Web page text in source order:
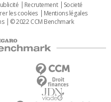
Recrutement
Societé
les cookies
Mentions légales
© 2022 CCM Benchmark